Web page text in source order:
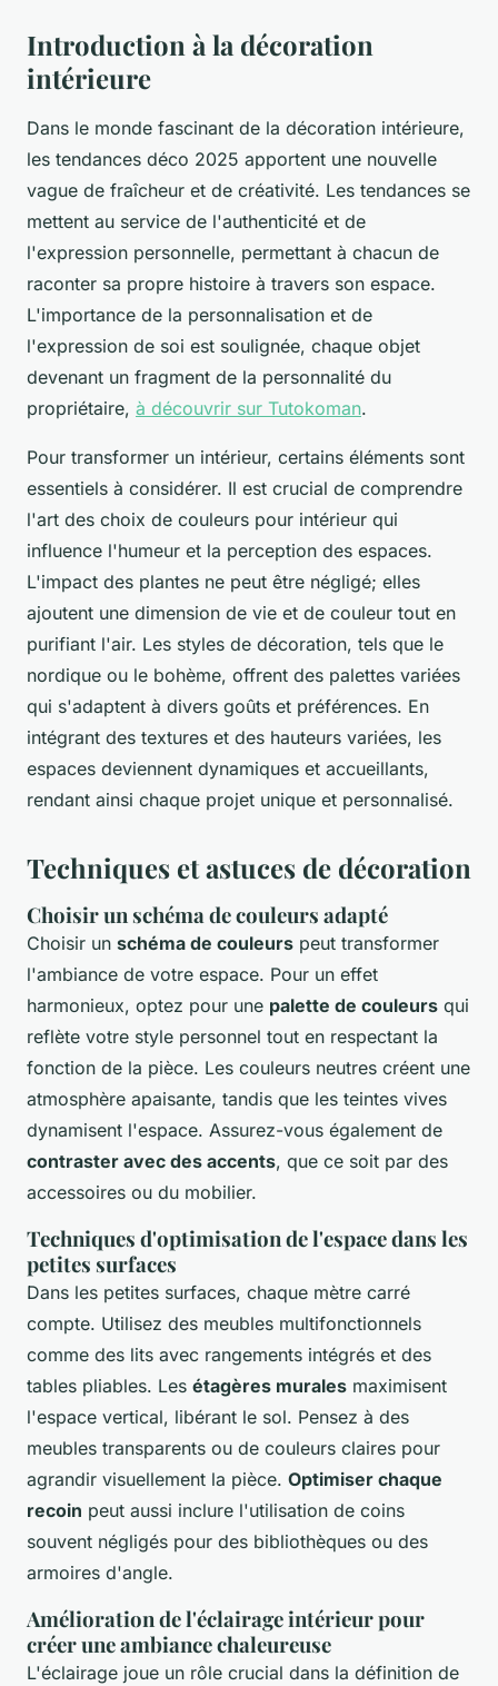
Introduction à la décoration
intérieure
Dans le monde fascinant de la décoration intérieure,
les tendances déco 2025 apportent une nouvelle
vague de fraîcheur et de créativité. Les tendances se
mettent au service de l'authenticité et de
l'expression personnelle, permettant à chacun de
raconter sa propre histoire à travers son espace.
L'importance de la personnalisation et de
l'expression de soi est soulignée, chaque objet
devenant un fragment de la personnalité du
propriétaire, à découvrir sur Tutokoman.
Pour transformer un intérieur, certains éléments sont
essentiels à considérer. Il est crucial de comprendre
l'art des choix de couleurs pour intérieur qui
influence l'humeur et la perception des espaces.
L'impact des plantes ne peut être négligé; elles
ajoutent une dimension de vie et de couleur tout en
purifiant l'air. Les styles de décoration, tels que le
nordique ou le bohème, offrent des palettes variées
qui s'adaptent à divers goûts et préférences. En
intégrant des textures et des hauteurs variées, les
espaces deviennent dynamiques et accueillants,
rendant ainsi chaque projet unique et personnalisé.
Techniques et astuces de décoration
Choisir un schéma de couleurs adapté
Choisir un schéma de couleurs peut transformer
l'ambiance de votre espace. Pour un effet
harmonieux, optez pour une palette de couleurs qui
reflète votre style personnel tout en respectant la
fonction de la pièce. Les couleurs neutres créent une
atmosphère apaisante, tandis que les teintes vives
dynamisent l'espace. Assurez-vous également de
contraster avec des accents, que ce soit par des
accessoires ou du mobilier.
Techniques d'optimisation de l'espace dans les
petites surfaces
Dans les petites surfaces, chaque mètre carré
compte. Utilisez des meubles multifonctionnels
comme des lits avec rangements intégrés et des
tables pliables. Les étagères murales maximisent
l'espace vertical, libérant le sol. Pensez à des
meubles transparents ou de couleurs claires pour
agrandir visuellement la pièce. Optimiser chaque
recoin peut aussi inclure l'utilisation de coins
souvent négligés pour des bibliothèques ou des
armoires d'angle.
Amélioration de l'éclairage intérieur pour
créer une ambiance chaleureuse
L'éclairage joue un rôle crucial dans la définition de